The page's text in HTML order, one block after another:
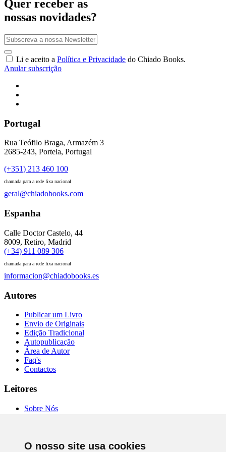
O nosso site usa cookies
Quer receber as
nossas novidades?
Li e aceito a Política e Privacidade do Chiado Books.
Anular subscrição
Portugal
Rua Teófilo Braga, Armazém 3
2685-243, Portela, Portugal
(+351) 213 460 100
chamada para a rede fixa nacional
geral@chiadobooks.com
Espanha
Calle Doctor Castelo, 44
8009, Retiro, Madrid
(+34) 911 089 306
chamada para a rede fixa nacional
informacion@chiadobooks.es
Autores
Publicar um Livro
Envio de Originais
Edição Tradicional
Autopublicação
Área de Autor
Faq's
Contactos
Leitores
Sobre Nós
Comprar Online